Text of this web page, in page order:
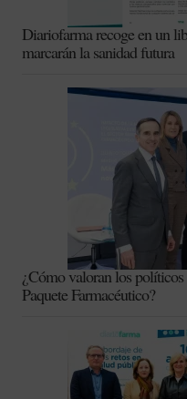
Diariofarma recoge en un
marcarán la sanidad futura
¿Cómo valoran los
Paquete Farmacéutico?